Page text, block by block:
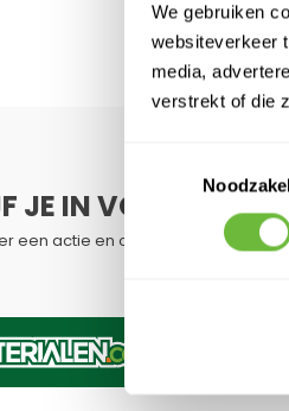
We gebruiken
websiteverkeer
media,
verstrekt of die
JE IN VOOR ONZE
een actie en ontvang direct een